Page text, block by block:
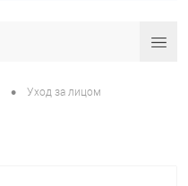
• Уход за лицом